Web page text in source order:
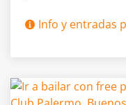
Info y entradas